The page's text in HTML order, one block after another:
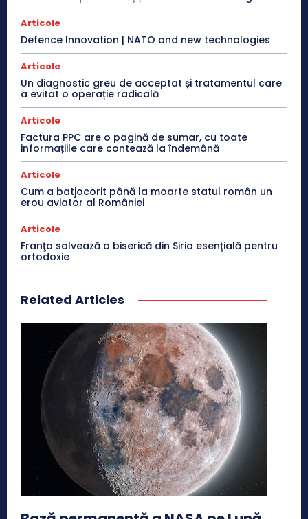
Articole
Defence Innovation | NATO and new technologies
Articole
Un diagnostic greu de acceptat și tratamentul care
a evitat o operație radicală
Articole
Factura PPC are o pagină de sumar, cu toate
informațiile care contează la îndemână
Articole
Cum a batjocorit până la moarte statul român un
erou aviator al României
Articole
Franţa salvează o biserică din Siria esenţială pentru
ortodoxie
Related Articles